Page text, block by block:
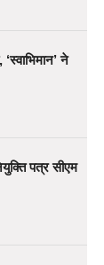
ने
पत्र सीएम